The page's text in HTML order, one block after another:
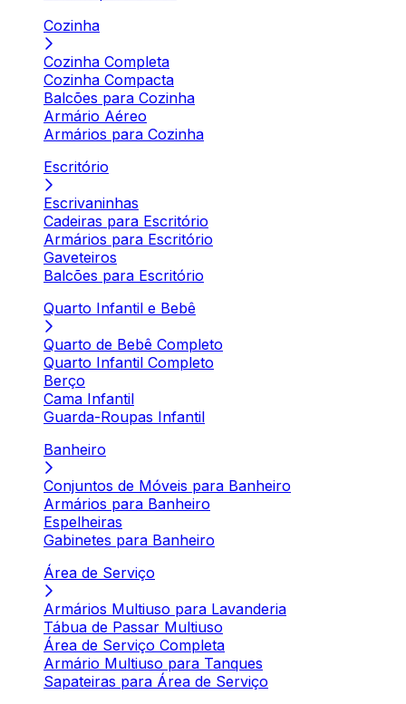
Cozinha
Cozinha Completa
Cozinha Compacta
Balcões para Cozinha
Armário Aéreo
Armários para Cozinha
Escritório
Escrivaninhas
Cadeiras para Escritório
Armários para Escritório
Gaveteiros
Balcões para Escritório
Quarto Infantil e Bebê
Quarto de Bebê Completo
Quarto Infantil Completo
Berço
Cama Infantil
Guarda-Roupas Infantil
Banheiro
Conjuntos de Móveis para Banheiro
Armários para Banheiro
Espelheiras
Gabinetes para Banheiro
Área de Serviço
Armários Multiuso para Lavanderia
Tábua de Passar Multiuso
Área de Serviço Completa
Armário Multiuso para Tanques
Sapateiras para Área de Serviço